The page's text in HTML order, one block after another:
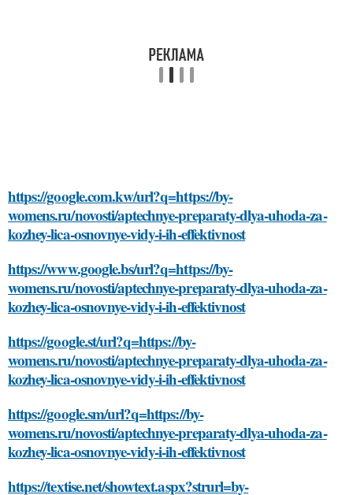
https://google.com.kw/url?q=https://by-
womens.ru/novosti/aptechnye-preparaty-dlya-uhoda-za-
kozhey-lica-osnovnye-vidy-i-ih-effektivnost
https://www.google.bs/url?q=https://by-
womens.ru/novosti/aptechnye-preparaty-dlya-uhoda-za-
kozhey-lica-osnovnye-vidy-i-ih-effektivnost
https://google.st/url?q=https://by-
womens.ru/novosti/aptechnye-preparaty-dlya-uhoda-za-
kozhey-lica-osnovnye-vidy-i-ih-effektivnost
https://google.sm/url?q=https://by-
womens.ru/novosti/aptechnye-preparaty-dlya-uhoda-za-
kozhey-lica-osnovnye-vidy-i-ih-effektivnost
https://textise.net/showtext.aspx?strurl=by-